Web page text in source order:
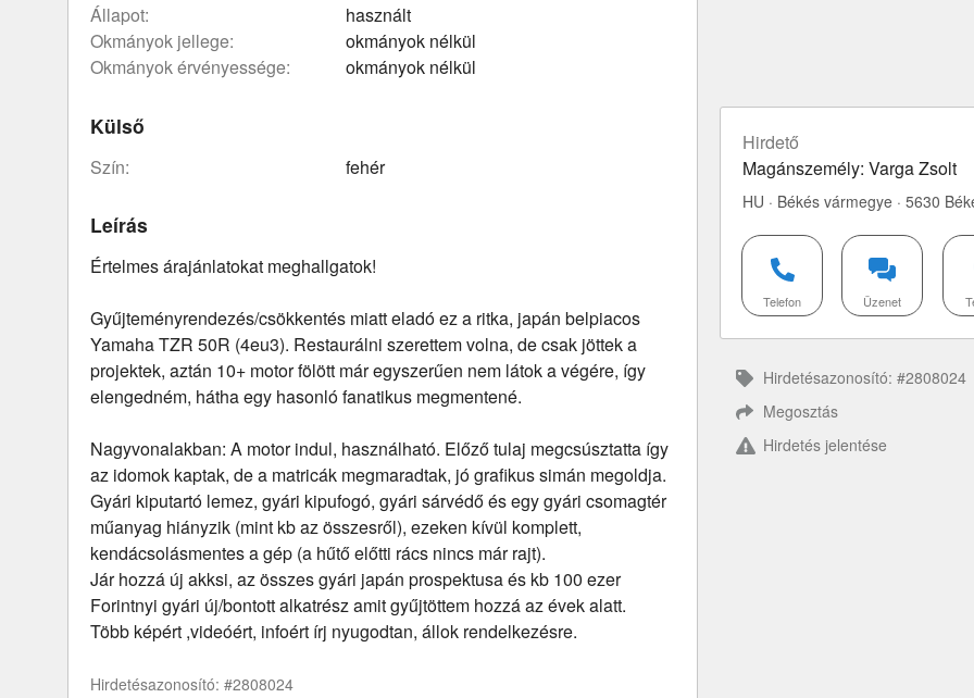
Hirdető
Magánszemély: Varga Zsolt
HU · Békés vármegye · 5630
Telefon Üzenet
Hirdetésazonosító: #2808024
Megosztás
Hirdetés jelentése
állapot:
használt
okmányok jellege:
okmányok nélkül
okmányok érvényessége:
okmányok nélkül
Külső
szín: fehér
Leírás
Értelmes árajánlatokat meghallgatok!
Gyűjteményrendezés/csökkentés miatt eladó ez a ritka, japán belpiacos
Yamaha TZR 50R (4eu3). Restaurálni szerettem volna, de csak jöttek a
projektek, aztán 10+ motor fölött már egyszerűen nem látok a végére, így
elengedném, hátha egy hasonló fanatikus megmentené.
Nagyvonalakban: A motor indul, használható. Előző tulaj megcsúsztatta így
az idomok kaptak, de a matricák megmaradtak, jó grafikus simán megoldja.
Gyári kiputartó lemez, gyári kipufogó, gyári sárvédő és egy gyári csomagtér
műanyag hiányzik (mint kb az összesről), ezeken kívül komplett,
kendácsolásmentes a gép (a hűtő előtti rács nincs már rajt).
Jár hozzá új akksi, az összes gyári japán prospektusa és kb 100 ezer
Forintnyi gyári új/bontott alkatrész amit gyűjtöttem hozzá az évek alatt.
Több képért ,videóért, infoért írj nyugodtan, állok rendelkezésre.
Hirdetésazonosító: #2808024